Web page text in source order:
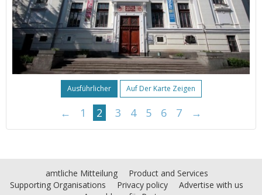
Ausführlicher Auf Der Karte Zeigen
← 1 2 3 4 5 6 7 →
amtliche Mitteilung
Product and Services
Supporting Organisations
Privacy policy
Advertise with us